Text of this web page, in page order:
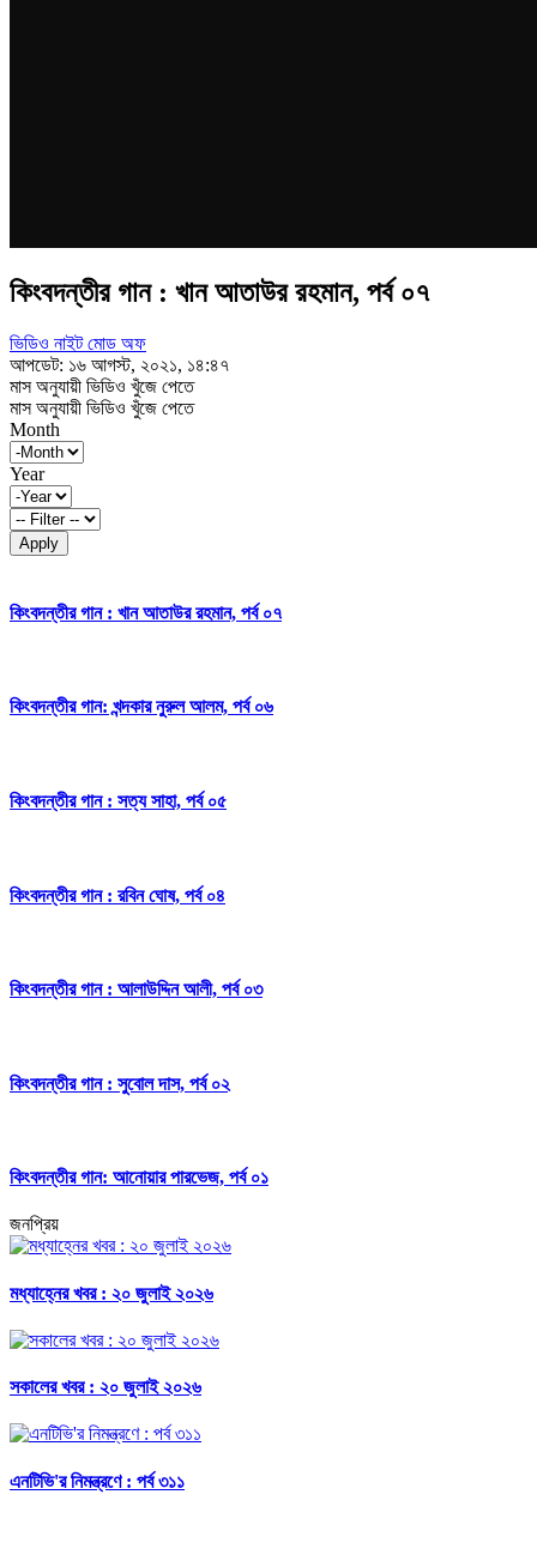
কিংবদন্তীর গান : খান আতাউর রহমান, পর্ব ০৭
ভিডিও নাইট মোড অফ
আপডেট: ১৬ আগস্ট, ২০২১, ১৪:৪৭
মাস অনুযায়ী ভিডিও খুঁজে পেতে
মাস অনুযায়ী ভিডিও খুঁজে পেতে
Month
Year
Apply
কিংবদন্তীর গান : খান আতাউর রহমান, পর্ব ০৭
কিংবদন্তীর গান: খন্দকার নুরুল আলম, পর্ব ০৬
কিংবদন্তীর গান : সত্য সাহা, পর্ব ০৫
কিংবদন্তীর গান : রবিন ঘোষ, পর্ব ০৪
কিংবদন্তীর গান : আলাউদ্দিন আলী, পর্ব ০৩
কিংবদন্তীর গান : সুবোল দাস, পর্ব ০২
কিংবদন্তীর গান: আনোয়ার পারভেজ, পর্ব ০১
জনপ্রিয়
মধ্যাহ্নের খবর : ২০ জুলাই ২০২৬
সকালের খবর : ২০ জুলাই ২০২৬
এনটিভি'র নিমন্ত্রণে : পর্ব ৩১১